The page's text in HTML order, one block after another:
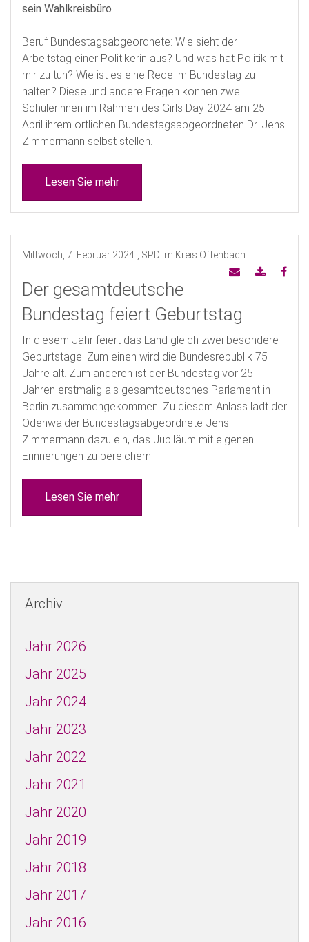
sein Wahlkreisbüro
Beruf Bundestagsabgeordnete: Wie sieht der
Arbeitstag einer Politikerin aus? Und was hat Politik mit
mir zu tun? Wie ist es eine Rede im Bundestag zu
halten? Diese und andere Fragen können zwei
Schülerinnen im Rahmen des Girls Day 2024 am 25.
April ihrem örtlichen Bundestagsabgeordneten Dr. Jens
Zimmermann selbst stellen.
Lesen Sie mehr
Mittwoch, 7. Februar 2024 , SPD im Kreis Offenbach
Der gesamtdeutsche
Bundestag feiert Geburtstag
In diesem Jahr feiert das Land gleich zwei besondere
Geburtstage. Zum einen wird die Bundesrepublik 75
Jahre alt. Zum anderen ist der Bundestag vor 25
Jahren erstmalig als gesamtdeutsches Parlament in
Berlin zusammengekommen. Zu diesem Anlass lädt der
Odenwälder Bundestagsabgeordnete Jens
Zimmermann dazu ein, das Jubiläum mit eigenen
Erinnerungen zu bereichern.
Lesen Sie mehr
Archiv
Jahr 2026
Jahr 2025
Jahr 2024
Jahr 2023
Jahr 2022
Jahr 2021
Jahr 2020
Jahr 2019
Jahr 2018
Jahr 2017
Jahr 2016